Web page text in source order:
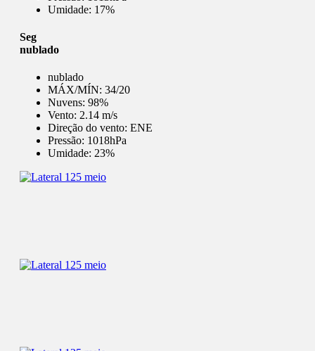
Umidade: 17%
Seg
nublado
nublado
MÁX/MÍN: 34/20
Nuvens: 98%
Vento: 2.14 m/s
Direção do vento: ENE
Pressão: 1018hPa
Umidade: 23%